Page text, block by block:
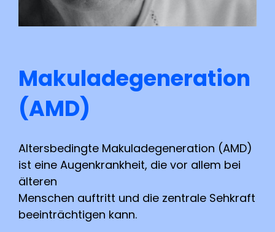
Makuladegeneration
(AMD)
Altersbedingte Makuladegeneration (AMD)
ist eine Augenkrankheit, die vor allem bei
älteren
Menschen auftritt und die zentrale Sehkraft
beeinträchtigen kann.